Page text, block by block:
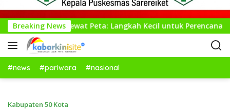
Breaking News
Lewat Peta: Langkah Kecil untuk Perencanaan yang
#news #pariwara #nasional
Kabupaten 50 Kota